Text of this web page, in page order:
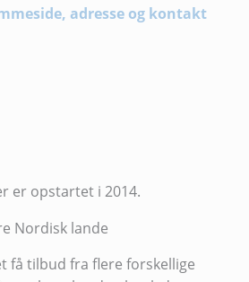
adresse og kontakt
er opstartet i 2014.
Nordisk lande
få tilbud fra flere forskellige